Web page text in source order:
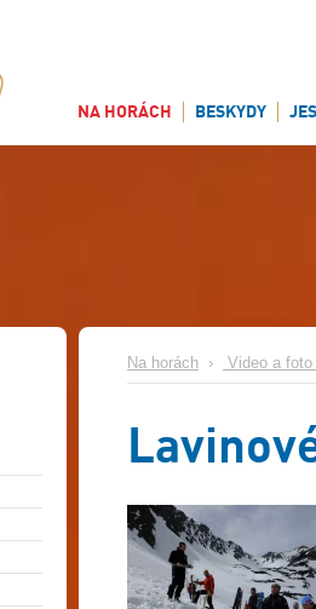
NA HORÁCH BESKYDY
Na horách › Video a foto